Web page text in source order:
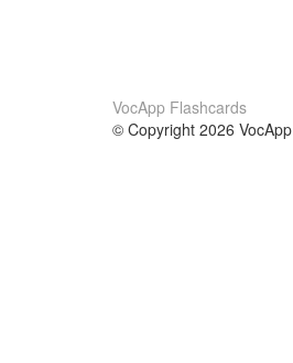
VocApp Flashcards
© Copyright 2026 VocApp